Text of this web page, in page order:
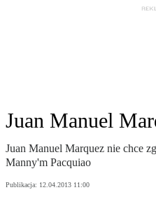
Juan Manuel
Juan Manuel Marquez nie chce
Manny'm Pacquiao
Publikacja: 12.04.2013 11:00